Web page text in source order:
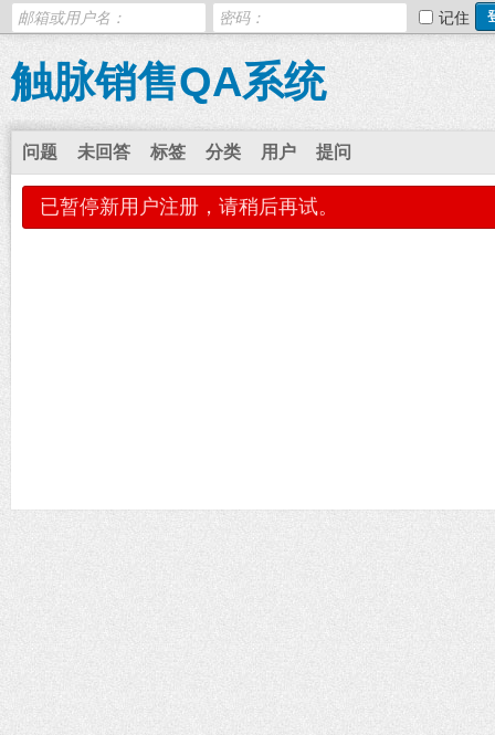
记住
触脉销售QA系统
问题 未回答 标签 分类 用户 提问
已暂停新用户注册，请稍后再试。